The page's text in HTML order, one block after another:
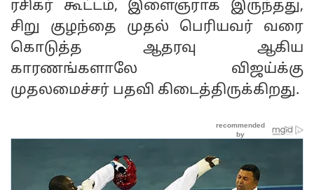
ரசிகர் கூட்டம், இளைஞராக இருந்தது,
சிறு குழந்தை முதல் பெரியவர் வரை
கொடுத்த ஆதரவு ஆகிய
காரணங்களாலே விஜய்க்கு
முதலமைச்சர் பதவி கிடைத்திருக்கிறது.